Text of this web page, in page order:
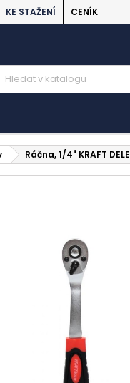
KE STAŽENÍ CENÍK
Ráčna, 1/4" KRAFT DELE